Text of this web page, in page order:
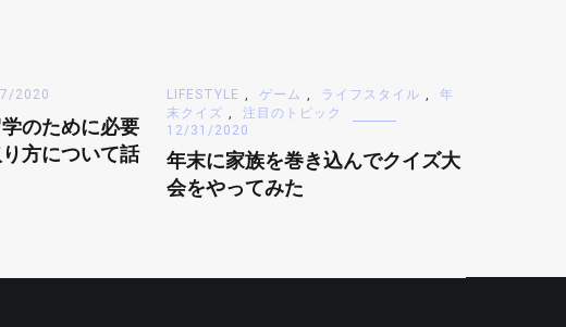
2020
のために必要
方について話
LIFESTYLE ゲーム ライフスタイル
年
末クイズ
注目のトピック
12/31/2020
年末に家族を巻き込んでクイズ大
会をやってみた